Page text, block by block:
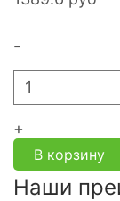
-
+
В корзину
Наши